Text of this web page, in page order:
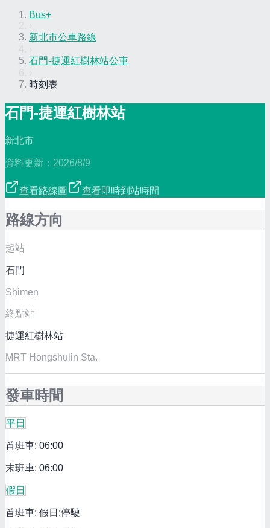
Bus+
新北市公車路線
石門-捷運紅樹林站公車
時刻表
石門-捷運紅樹林站
新北市
資料更新： 2026/8/9
查看路線圖 查看即時到站時間
路線方向
起站
石門
Shimen
終點站
捷運紅樹林站
MRT Hongshulin Sta.
發車時間
平日
首班車: 06:00
末班車: 06:00
假日
首班車: 假日:停駛